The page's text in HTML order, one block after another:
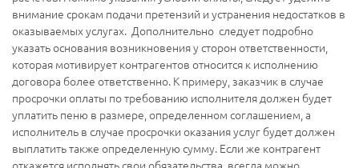
внимание срокам подачи претензий и устранения недостатков в
оказываемых услугах. Дополнительно следует подробно
указать основания возникновения у сторон ответственности,
которая мотивирует контрагентов относится к исполнению
договора более ответственно. К примеру, заказчик в случае
просрочки оплаты по требованию исполнителя должен будет
уплатить пеню в размере, определенном соглашением, а
исполнитель в случае просрочки оказания услуг будет должен
выплатить также определенную сумму. Если же контрагент